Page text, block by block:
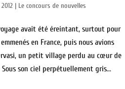
| Le concours de nouvelles
avait été éreintant, surtout pour
en France, puis nous avions
un petit village perdu au cœur de
son ciel perpétuellement gris...